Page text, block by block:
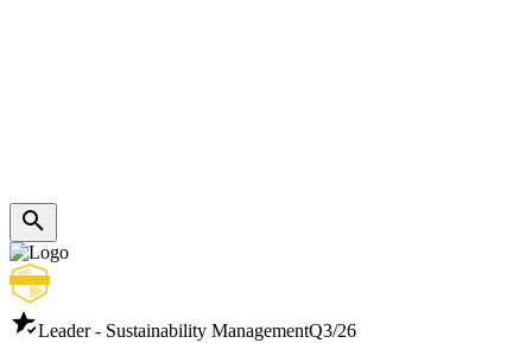
Leader - Sustainability ManagementQ3/26